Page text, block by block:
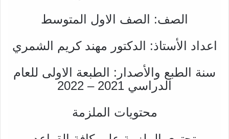
الصف: الصف الاول المتوسط
اعداد الأستاذ: الدكتور مهند كريم الشمري
سنة الطبع والأصدار: الطبعة الاولى للعام
الدراسي 2021 – 2022
محتويات الملزمة